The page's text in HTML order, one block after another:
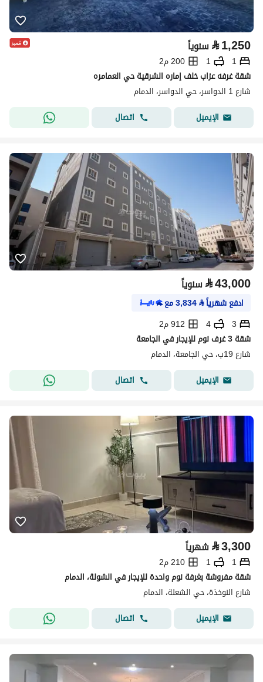
⃁1,250 سنوياً
1
1
200 م2
شقة غرفه عزاب خلف إماره الشرقية حي العمامره
شارع 1 الدواسر، حي الدواسر، الدمام
الإيميل
اتصال
⃁43,000 سنوياً
ادفع شهرياً⃁
3,834مع
3
4
912 م2
شقة 3 غرف نوم للإيجار في الجامعة
شارع 19ب، حي الجامعة، الدمام
الإيميل
اتصال
⃁3,300 شهرياً
1
1
210 م2
شقة مفروشة بغرفة نوم واحدة للإيجار في الشولة، الدمام
شارع النوخذة، حي الشعلة، الدمام
الإيميل
اتصال